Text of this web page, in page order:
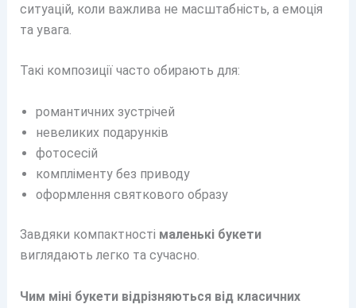
ситуацій, коли важлива не масштабність, а емоція
та увага.
Такі композиції часто обирають для:
романтичних зустрічей
невеликих подарунків
фотосесій
компліменту без приводу
оформлення святкового образу
Завдяки компактності маленькі букети
виглядають легко та сучасно.
Чим міні букети відрізняються від класичних